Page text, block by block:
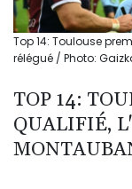
Top 14: Toulouse
rélégué / Photo:
TOP 14:
QUALIFIÉ,